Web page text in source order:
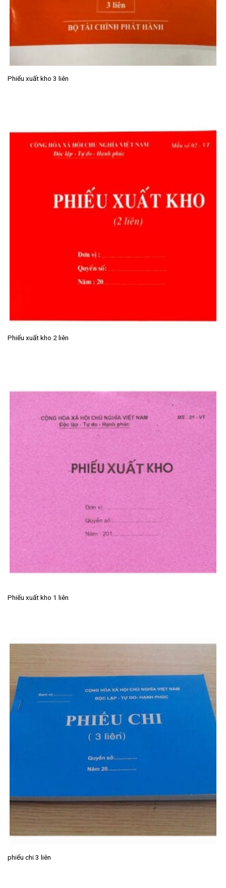
Phiếu xuất kho 3 liên
Phiếu xuất kho 2 liên
Phiếu xuất kho 1 liên
phiếu chi 3 liên